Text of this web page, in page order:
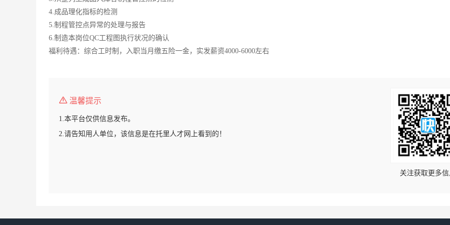
4.成品理化指标的检测
5.制程管控点异常的处理与报告
6.制造本岗位QC工程图执行状况的确认
福利待遇：综合工时制，入职当月缴五险一金，实发薪资4000-6000左右
温馨提示
1.本平台仅供信息发布。
2.请告知用人单位，该信息是在托里人才网上看到的！
关注获取更多